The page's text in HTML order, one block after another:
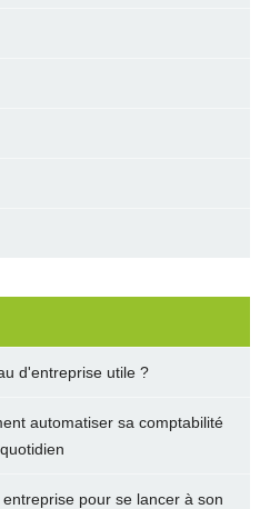
d'entreprise utile ?
automatiser sa comptabilité
pour se lancer à son